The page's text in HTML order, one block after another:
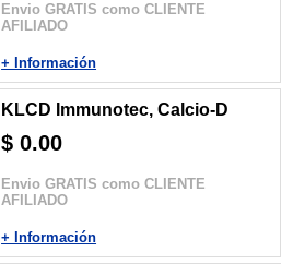
Envio GRATIS como CLIENTE
AFILIADO
+ Información
KLCD Immunotec, Calcio-D
$ 0.00
Envio GRATIS como CLIENTE
AFILIADO
+ Información